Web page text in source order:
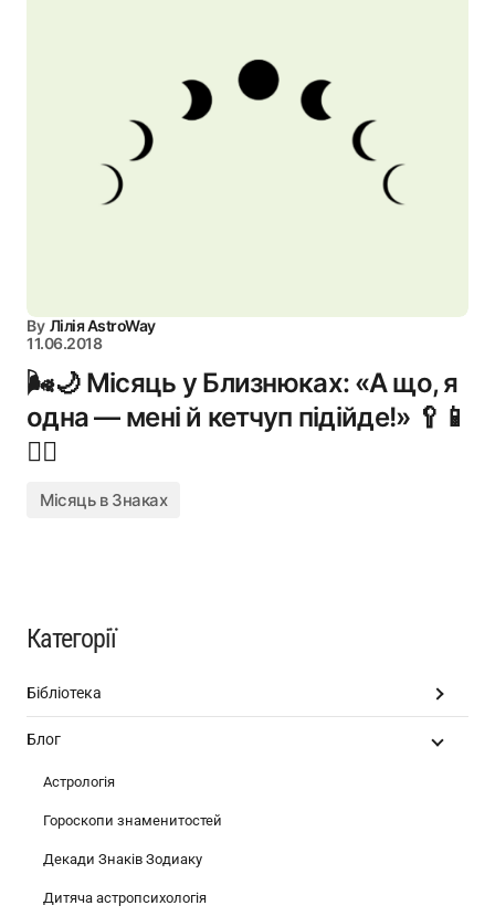
By Лілія AstroWay
11.06.2018
🌬️🌙 Місяць у Близнюках: «А що, я
одна — мені й кетчуп підійде!» 🥄📱
👯‍♀️
Місяць в Знаках
Категорії
Бібліотека
Блог
Астрологія
Гороскопи знаменитостей
Декади Знаків Зодиаку
Дитяча астропсихологія